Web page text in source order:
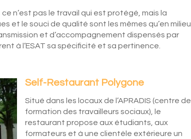
ce n’est pas le travail qui est protégé, mais la
et le souci de qualité sont les mêmes qu’en milieu
et d’accompagnement dispensés par
à l’ESAT sa spécificité et sa pertinence.
Self-Restaurant Polygone
Situé dans les locaux de l’APRADIS (centre de
formation des travailleurs sociaux), le
restaurant propose aux étudiants, aux
formateurs et à une clientèle extérieure un